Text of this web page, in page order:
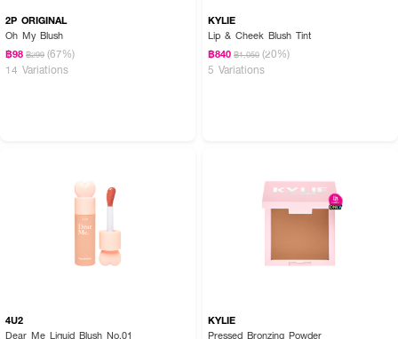
2P ORIGINAL
Oh My Blush
฿98 ฿299 (67%)
14 Variations
KYLIE
Lip & Cheek Blush Tint
฿840 ฿1,050 (20%)
5 Variations
4U2
Dear Me Liquid Blush No.01
KYLIE
Pressed Bronzing Powder